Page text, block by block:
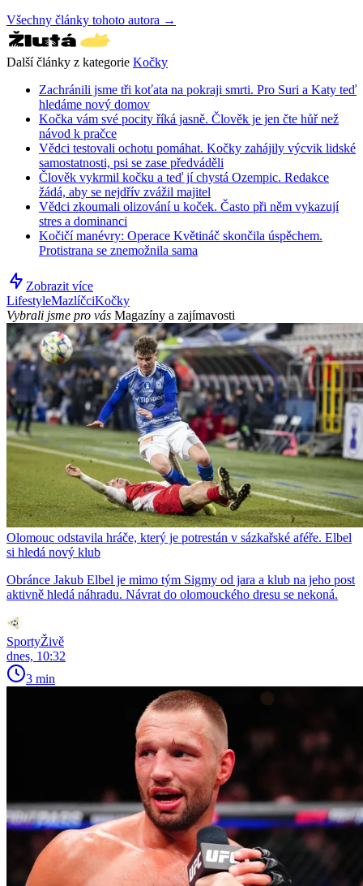
Všechny články tohoto autora →
Další články z kategorie Kočky
Zachránili jsme tři koťata na pokraji smrti. Pro Suri a Katy teď
hledáme nový domov
Kočka vám své pocity říká jasně. Člověk je jen čte hůř než
návod k pračce
Vědci testovali ochotu pomáhat. Kočky zahájily výcvik lidské
samostatnosti, psi se zase předváděli
Člověk vykrmil kočku a teď jí chystá Ozempic. Redakce
žádá, aby se nejdřív zvážil majitel
Vědci zkoumali olizování u koček. Často při něm vykazují
stres a dominanci
Kočičí manévry: Operace Květináč skončila úspěchem.
Protistrana se znemožnila sama
Zobrazit více
LifestyleMazlíčciKočky
Vybrali jsme pro vás Magazíny a zajímavosti
Olomouc odstavila hráče, který je potrestán v sázkařské aféře. Elbel
si hledá nový klub
Obránce Jakub Elbel je mimo tým Sigmy od jara a klub na jeho post
aktivně hledá náhradu. Návrat do olomouckého dresu se nekoná.
SportyŽivě
dnes, 10:32
3 min